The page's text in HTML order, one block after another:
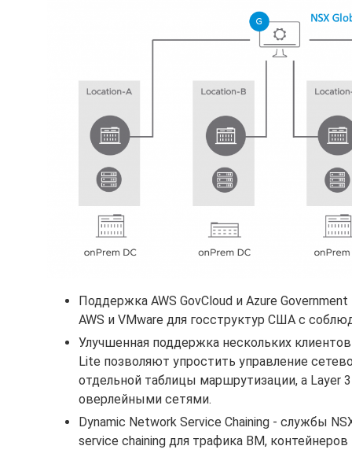
Поддержка AWS GovCloud и Azure
AWS и VMware для госструктур США с
Улучшенная поддержка нескольких
Lite позволяют упростить управление
отдельной таблицы маршрутизации, а Layer
оверлейными сетями.
Dynamic Network Service Chaining - службы
service chaining для трафика ВМ,